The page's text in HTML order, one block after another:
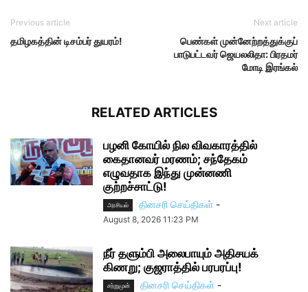
Previous article
தமிழகத்தின் டிசம்பர் துயரம்!
Next article
பெண்கள் முன்னேற்றத்துக்குப்
பாடுபட்டவர் ஜெயலலிதா: பிரதமர்
மோடி இரங்கல்
RELATED ARTICLES
பழனி கோயில் நில விவகாரத்தில்
கைதானவர் மரணம்; சந்தேகம்
எழுவதாக இந்து முன்னணி
குற்றச்சாட்டு!
அரசியல் தினசரி செய்திகள் -
August 8, 2026 11:23 PM
நீர் தளும்பி அலைபாயும் அதிசயக்
கிணறு; குஜராத்தில் பரபரப்பு!
சற்றுமுன் தினசரி செய்திகள் -